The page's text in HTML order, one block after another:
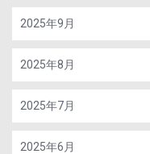
2025年9月
2025年8月
2025年7月
2025年6月